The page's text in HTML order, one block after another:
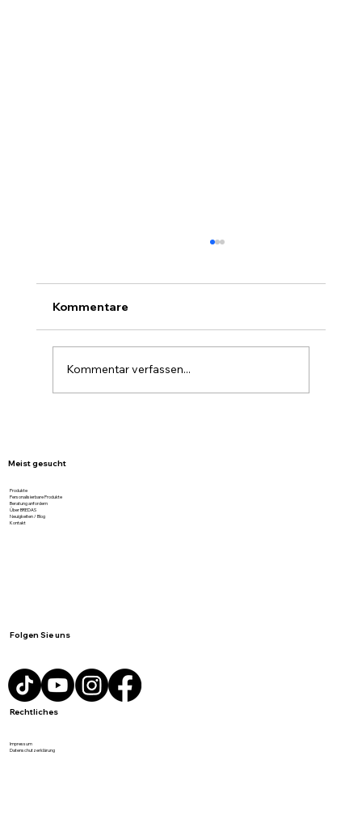
Kommentare
Kommentar verfassen...
Meist gesucht
Produkte
Personalisierbare Produkte
Beratung anfordern
Über BREDAS
Neuigkeiten / Blog
Kontakt
Folgen Sie uns
Rechtliches
Impressum
Datenschutzerklärung